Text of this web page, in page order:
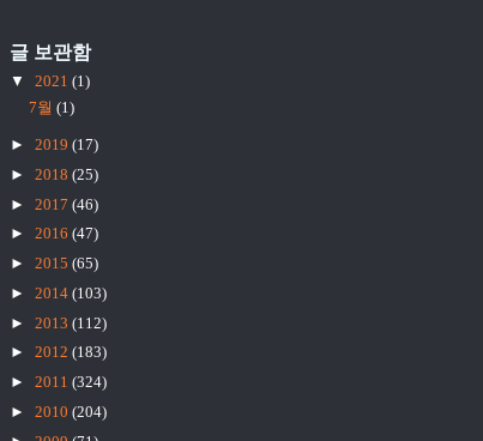
글 보관함
▼ 2021 (1)
7월 (1)
► 2019 (17)
► 2018 (25)
► 2017 (46)
► 2016 (47)
► 2015 (65)
► 2014 (103)
► 2013 (112)
► 2012 (183)
► 2011 (324)
► 2010 (204)